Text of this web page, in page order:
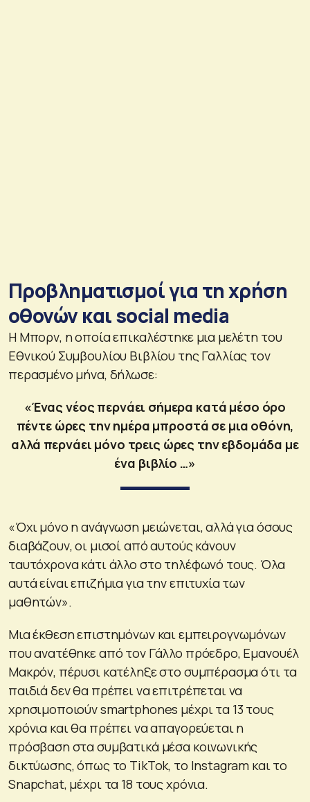
Προβληματισμοί για τη χρήση
οθονών και social media
Η Μπορν, η οποία επικαλέστηκε μια μελέτη του
Εθνικού Συμβουλίου Βιβλίου της Γαλλίας τον
περασμένο μήνα, δήλωσε:
«Ένας νέος περνάει σήμερα κατά μέσο όρο
πέντε ώρες την ημέρα μπροστά σε μια οθόνη,
αλλά περνάει μόνο τρεις ώρες την εβδομάδα με
ένα βιβλίο …»
«Όχι μόνο η ανάγνωση μειώνεται, αλλά για όσους
διαβάζουν, οι μισοί από αυτούς κάνουν
ταυτόχρονα κάτι άλλο στο τηλέφωνό τους. Όλα
αυτά είναι επιζήμια για την επιτυχία των
μαθητών».
Μια έκθεση επιστημόνων και εμπειρογνωμόνων
που ανατέθηκε από τον Γάλλο πρόεδρο, Εμανουέλ
Μακρόν, πέρυσι κατέληξε στο συμπέρασμα ότι τα
παιδιά δεν θα πρέπει να επιτρέπεται να
χρησιμοποιούν smartphones μέχρι τα 13 τους
χρόνια και θα πρέπει να απαγορεύεται η
πρόσβαση στα συμβατικά μέσα κοινωνικής
δικτύωσης, όπως το TikTok, το Instagram και το
Snapchat, μέχρι τα 18 τους χρόνια.